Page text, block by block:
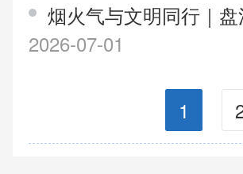
烟火气与文明同行｜
2026-07-01
1